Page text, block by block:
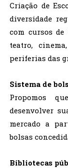
Criação de
diversidade
com cursos
teatro,
periferias das
Sistema de
Propomos
desenvolver
mercado a
bolsas
Bibliotecas